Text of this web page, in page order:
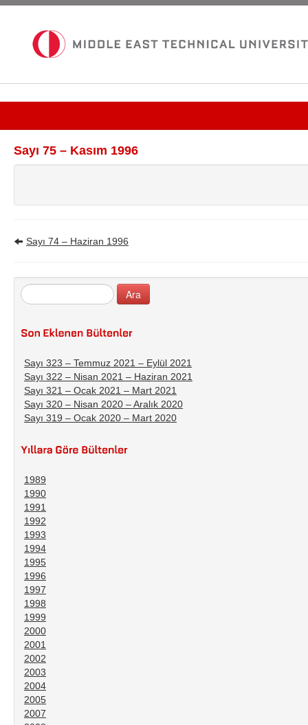
Tüm Bültenler
Sayı 75 – Kasım 1996
Sayı 74 – Haziran 1996
Sayı 323 – Temmuz 2021 – Eylül 2021
Sayı 322 – Nisan 2021 – Haziran 2021
Sayı 321 – Ocak 2021 – Mart 2021
Sayı 320 – Nisan 2020 – Aralık 2020
Sayı 319 – Ocak 2020 – Mart 2020
1989
1990
1991
1992
1993
1994
1995
1996
1997
1998
1999
2000
2001
2002
2003
2004
2005
2007